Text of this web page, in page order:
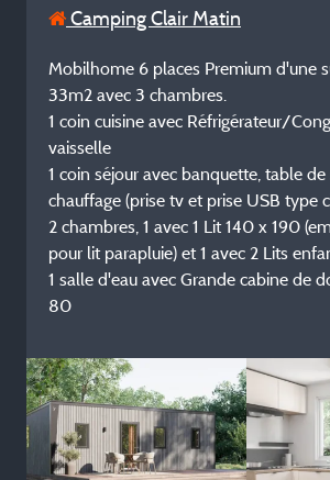
Camping Clair Matin
Mobilhome 6 places Premium d'une
33m2 avec 3 chambres.
1 coin cuisine avec Réfrigérateur/
vaisselle
1 coin séjour avec banquette, table
chauffage (prise tv et prise USB type
2 chambres, 1 avec 1 Lit 140 x 190
pour lit parapluie) et 1 avec 2 Lits
1 salle d'eau avec Grande cabine de
80